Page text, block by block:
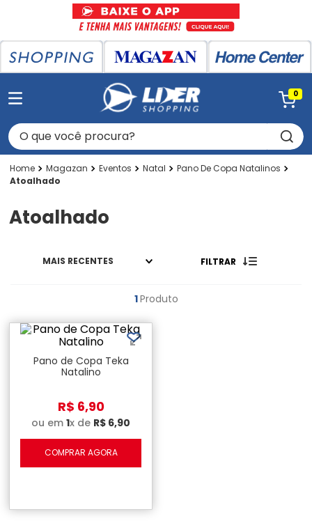
0
O que você procura?
Magazan Eventos Natal
Pano De Copa Natalinos
Atoalhado
Atoalhado
MAIS RECENTES FILTRAR
1Produto
Pano de Copa Teka
Natalino
R$ 6,90
ou em 1x de R$ 6,90
COMPRAR AGORA